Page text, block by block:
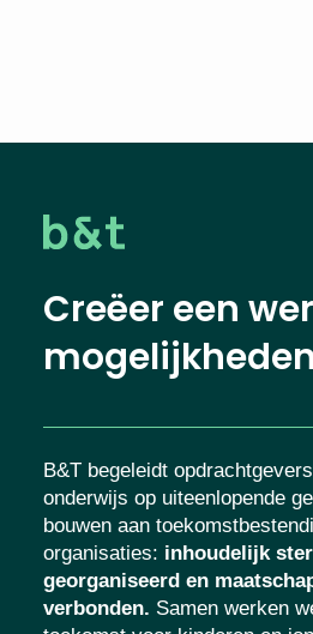
Creëer een
mogelijkheden
B&T begeleidt
onderwijs op uiteenlopende
bouwen aan
organisaties: inhoudelijk
georganiseerd en
verbonden. Samen werken